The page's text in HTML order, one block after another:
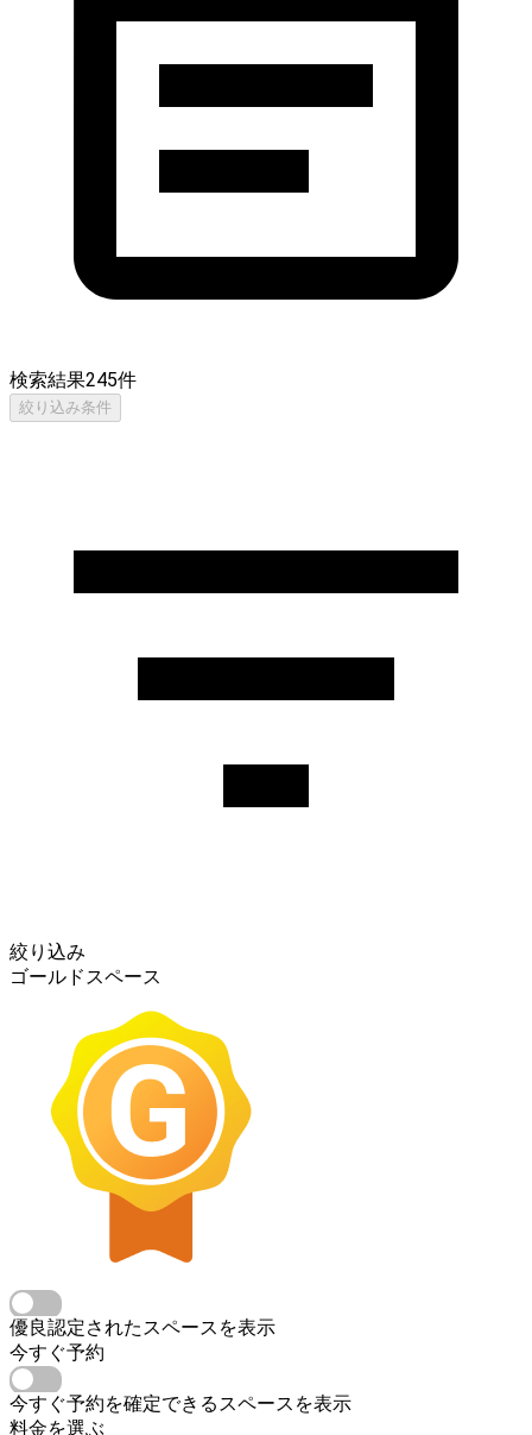
検索結果245件
絞り込み条件
絞り込み
ゴールドスペース
優良認定されたスペースを表示
今すぐ予約
今すぐ予約を確定できるスペースを表示
料金を選ぶ